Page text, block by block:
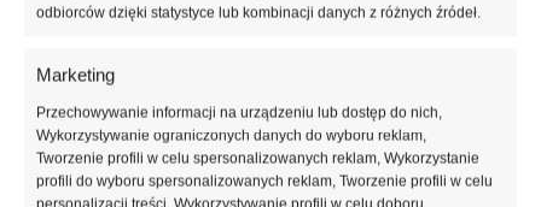
odbiorców dzięki statystyce lub kombinacji danych z różnych źródeł.
Marketing
Przechowywanie informacji na urządzeniu lub dostęp do nich,
Wykorzystywanie ograniczonych danych do wyboru reklam,
Tworzenie profili w celu spersonalizowanych reklam, Wykorzystanie
profili do wyboru spersonalizowanych reklam, Tworzenie profili w celu
Termo Organika SIEDEMDZIESIĄTKA
fasada/dach-podłoga EPS 70 (0.038) - 20 cm